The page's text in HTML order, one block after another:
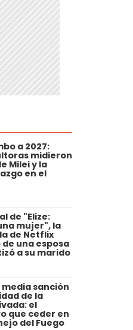
a 2027:
midieron
Milei y la
en el
de "Elize:
mujer", la
de Netflix
una esposa
a su marido
media sanción
de la
el
que ceder en
del Fuego